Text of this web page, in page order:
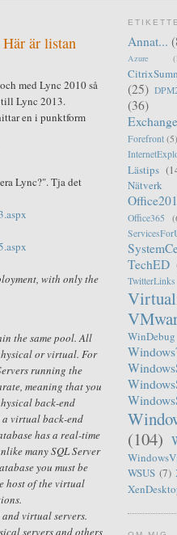
är listan
med Lync 2010 så
till Lync 2013.
en i punktform
Lync?". Tja det
with only the
the same pool. All
or virtual. For
running the
meaning that you
back-end
a virtual back-end
has a real-time
many SQL Server
you must be
host of the virtual
virtual servers.
servers and others
Annat...
Azure
(25)
(36)
Forefront (5)
Lästips
Nätverk
Office365
TechED
TwitterLinks
WinDebug
(104)
WSUS (7)